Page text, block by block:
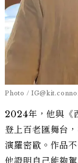
Photo /
2024年，他與
登上百老匯舞台
演羅密歐。作品
他證明自己能夠